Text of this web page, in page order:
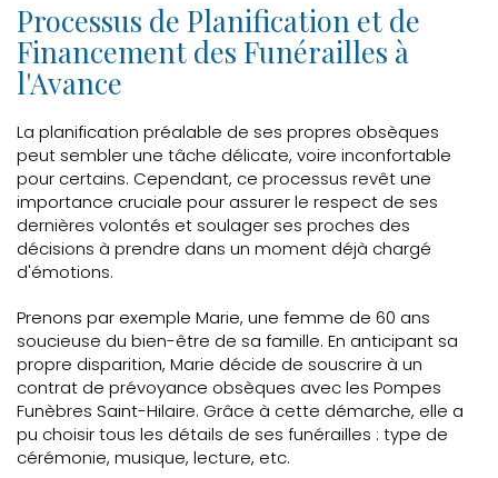
Processus de Planification et de
Financement des Funérailles à
l'Avance
La planification préalable de ses propres obsèques
peut sembler une tâche délicate, voire inconfortable
pour certains. Cependant, ce processus revêt une
importance cruciale pour assurer le respect de ses
dernières volontés et soulager ses proches des
décisions à prendre dans un moment déjà chargé
d'émotions.
Prenons par exemple Marie, une femme de 60 ans
soucieuse du bien-être de sa famille. En anticipant sa
propre disparition, Marie décide de souscrire à un
contrat de prévoyance obsèques avec les Pompes
Funèbres Saint-Hilaire. Grâce à cette démarche, elle a
pu choisir tous les détails de ses funérailles : type de
cérémonie, musique, lecture, etc.